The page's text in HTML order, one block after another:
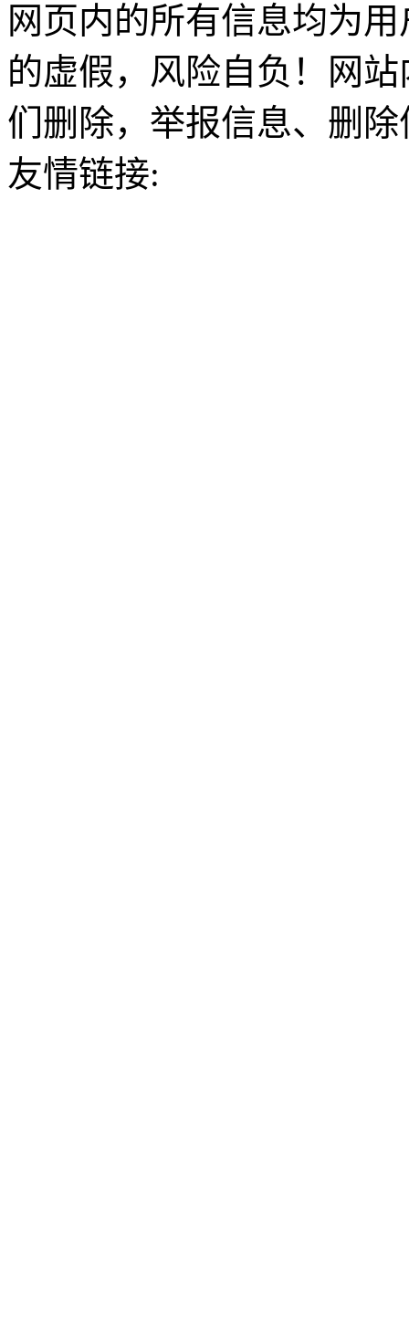
网页内的所有信息均为
的虚假，风险自负！网
们删除，举报信息、删
友情链接: